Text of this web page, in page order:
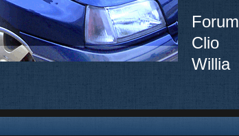
Forum
Clio
Willia